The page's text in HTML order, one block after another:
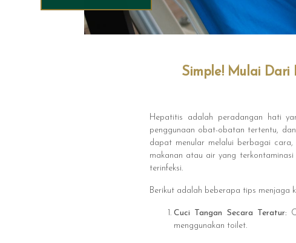
Simple! Mulai Dari
Hepatitis adalah peradangan hati
penggunaan obat-obatan tertentu,
dapat menular melalui berbagai
makanan atau air yang
terinfeksi.
Berikut adalah beberapa tips menjaga
Cuci Tangan Secara Teratur:
menggunakan toilet.